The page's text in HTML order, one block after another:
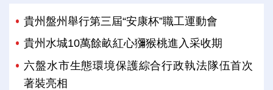
貴州盤州舉行第三屆“安康杯”職工運動會
貴州水城10萬餘畝紅心獼猴桃進入采收期
六盤水市生態環境保護綜合行政執法隊伍首次
著裝亮相